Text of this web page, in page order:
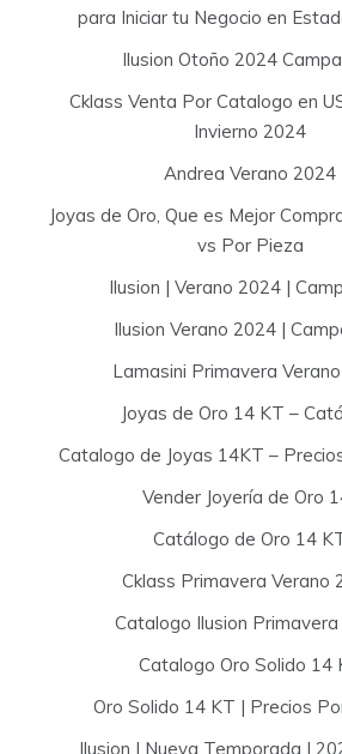
para Iniciar tu Negocio en
Ilusion Otoño 2024
Cklass Venta Por Catalogo en
Invierno 2024
Andrea Verano 2024
Joyas de Oro, Que es Mejor
vs Por Pieza
Ilusion | Verano 2024 |
Ilusion Verano 2024 |
Lamasini Primavera
Joyas de Oro 14 KT –
Catalogo de Joyas 14KT –
Vender Joyería de Oro
Catálogo de Oro 14
Cklass Primavera Verano
Catalogo Ilusion
Catalogo Oro Solido 14
Oro Solido 14 KT | Precios
Ilusion | Nueva Temporada |